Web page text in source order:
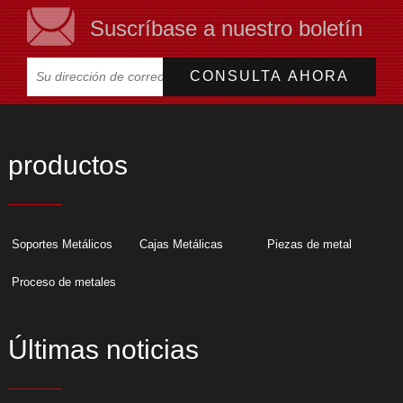
Suscríbase a nuestro boletín
productos
Soportes Metálicos Cajas Metálicas Piezas de metal
Proceso de metales
Últimas noticias